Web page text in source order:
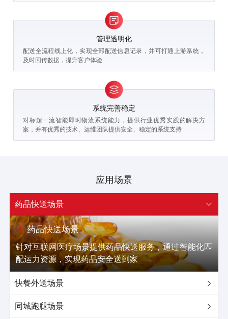
管理透明化
配送全流程线上化，实现全部配送信息记录，并可打通上游系统，
及时回传数据，提升客户体验
系统完善稳定
对标超一流智能即时物流系统能力，提供行业优秀实践的解决方
案，并有优秀的技术、运维团队提供安全、稳定的系统支持
应用场景
药品快送场景 
药品快送场景
针对互联网医疗场景提供药品快送服务，通过智能化匹
配运力资源，实现药品安全送到家
快餐外送场景 
同城跑腿场景 